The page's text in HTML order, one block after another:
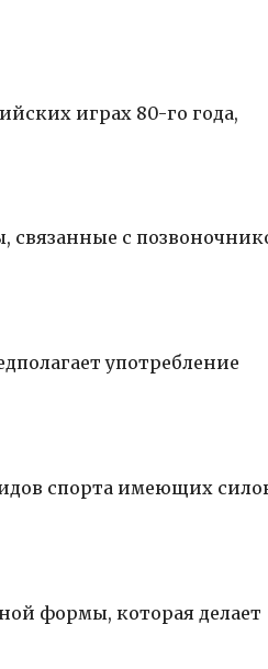
играх 80-го года,
связанные с
употребление
спорта имеющих
формы, которая делает